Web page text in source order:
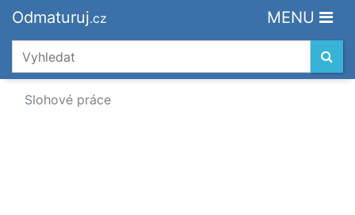
Odmaturuj.cz MENU
Slohové práce